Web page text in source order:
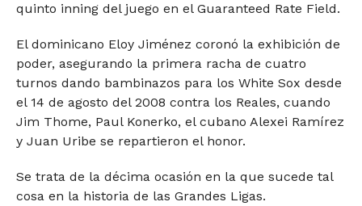
quinto inning del juego en el Guaranteed Rate Field.
El dominicano Eloy Jiménez coronó la exhibición de
poder, asegurando la primera racha de cuatro
turnos dando bambinazos para los White Sox desde
el 14 de agosto del 2008 contra los Reales, cuando
Jim Thome, Paul Konerko, el cubano Alexei Ramírez
y Juan Uribe se repartieron el honor.
Se trata de la décima ocasión en la que sucede tal
cosa en la historia de las Grandes Ligas.